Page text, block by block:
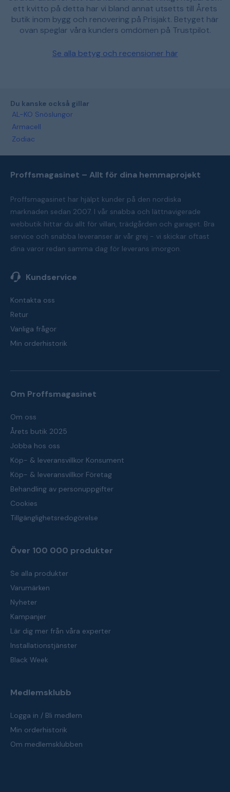
ett kvitto på detta har vi bland annat utsetts till Årets
butik inom bygg och renovering på Prisjakt. Betyget här
ovan speglar våra kunders omdömen på Trustpilot.
Se alla betyg och recensioner här
Du kanske också gillar
AL-KO Snöslungor
Armacell
Zodiac
Proffsmagasinet – Allt för dina hemmaprojekt
Proffsmagasinet har hjälpt kunder på den nordiska
marknaden sedan 2007. I vår snabba och lättnavigerade
webbutik hittar du allt för villan, trädgården och garaget. Bra
service och snabba leveranser är vår grej - vi skickar oftast
dina varor redan samma dag för leverans imorgon.
Kundservice
Kontakta oss
Retur
Vanliga frågor
Min orderhistorik
Om Proffsmagasinet
Om oss
Årets butik 2025
Jobba hos oss
Köp- & leveransvillkor Konsument
Köp- & leveransvillkor Företag
Behandling av personuppgifter
Cookies
Tillgänglighetsredogörelse
Över 100 000 produkter
Se alla produkter
Varumärken
Nyheter
Kampanjer
Lär dig mer från våra experter
Installationstjänster
Black Week
Medlemsklubb
Logga in / Bli medlem
Min orderhistorik
Om medlemsklubben